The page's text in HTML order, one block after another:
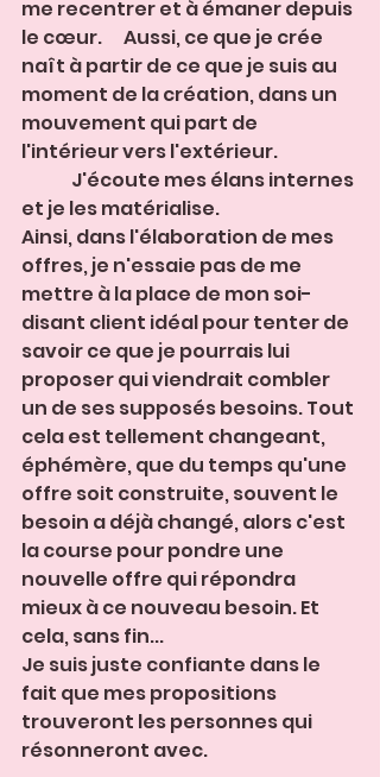
me recentrer et à émaner depuis
le cœur.      Aussi, ce que je crée
naît à partir de ce que je suis au
moment de la création, dans un
mouvement qui part de
l'intérieur vers l'extérieur.
              J'écoute mes élans internes
et je les matérialise.
Ainsi, dans l'élaboration de mes
offres, je n'essaie pas de me
mettre à la place de mon soi-
disant client idéal pour tenter de
savoir ce que je pourrais lui
proposer qui viendrait combler
un de ses supposés besoins. Tout
cela est tellement changeant,
éphémère, que du temps qu'une
offre soit construite, souvent le
besoin a déjà changé, alors c'est
la course pour pondre une
nouvelle offre qui répondra
mieux à ce nouveau besoin. Et
cela, sans fin...
Je suis juste confiante dans le
fait que mes propositions
trouveront les personnes qui
résonneront avec.